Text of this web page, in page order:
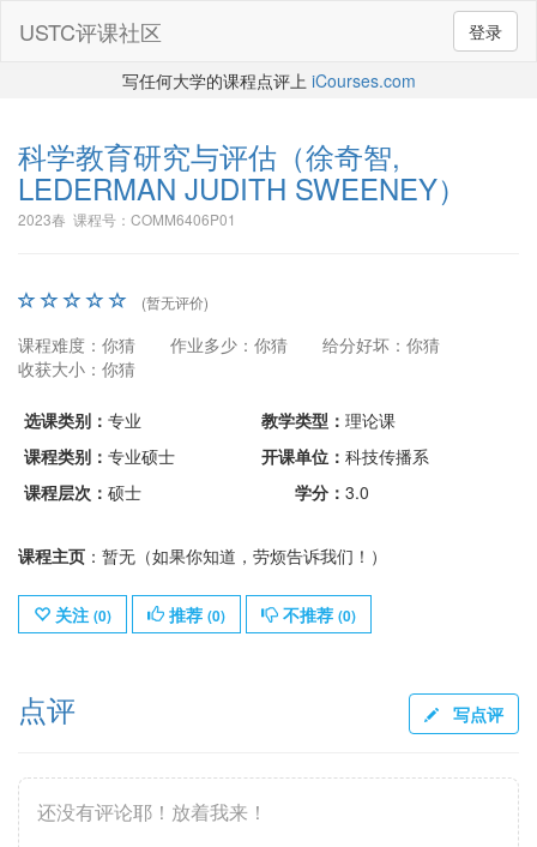
登录
USTC评课社区
写任何大学的课程点评上 iCourses.com
科学教育研究与评估 （徐奇智,
LEDERMAN JUDITH SWEENEY）
2023春 课程号：COMM6406P01
(暂无评价)
课程难度：你猜 作业多少：你猜
给分好坏：你猜
收获大小：你猜
选课类别： 专业 教学类型： 理论课
课程类别： 专业硕士 开课单位： 科技传播系
课程层次： 硕士 学分： 3.0
课程主页 ：暂无（如果你知道，劳烦告诉我们！）
关注 (0) 推荐 (0) 不推荐 (0)
点评 写点评
还没有评论耶！放着我来！